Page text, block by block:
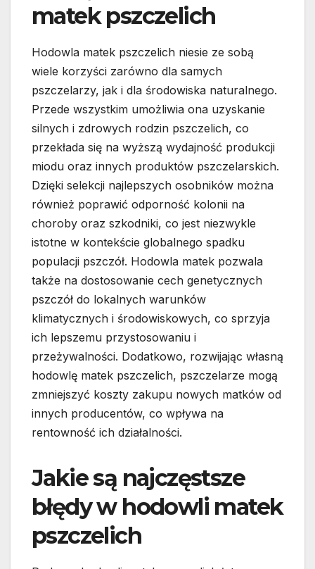
matek pszczelich
Hodowla matek pszczelich niesie ze sobą
wiele korzyści zarówno dla samych
pszczelarzy, jak i dla środowiska naturalnego.
Przede wszystkim umożliwia ona uzyskanie
silnych i zdrowych rodzin pszczelich, co
przekłada się na wyższą wydajność produkcji
miodu oraz innych produktów pszczelarskich.
Dzięki selekcji najlepszych osobników można
również poprawić odporność kolonii na
choroby oraz szkodniki, co jest niezwykle
istotne w kontekście globalnego spadku
populacji pszczół. Hodowla matek pozwala
także na dostosowanie cech genetycznych
pszczół do lokalnych warunków
klimatycznych i środowiskowych, co sprzyja
ich lepszemu przystosowaniu i
przeżywalności. Dodatkowo, rozwijając własną
hodowlę matek pszczelich, pszczelarze mogą
zmniejszyć koszty zakupu nowych matków od
innych producentów, co wpływa na
rentowność ich działalności.
Jakie są najczęstsze
błędy w hodowli matek
pszczelich